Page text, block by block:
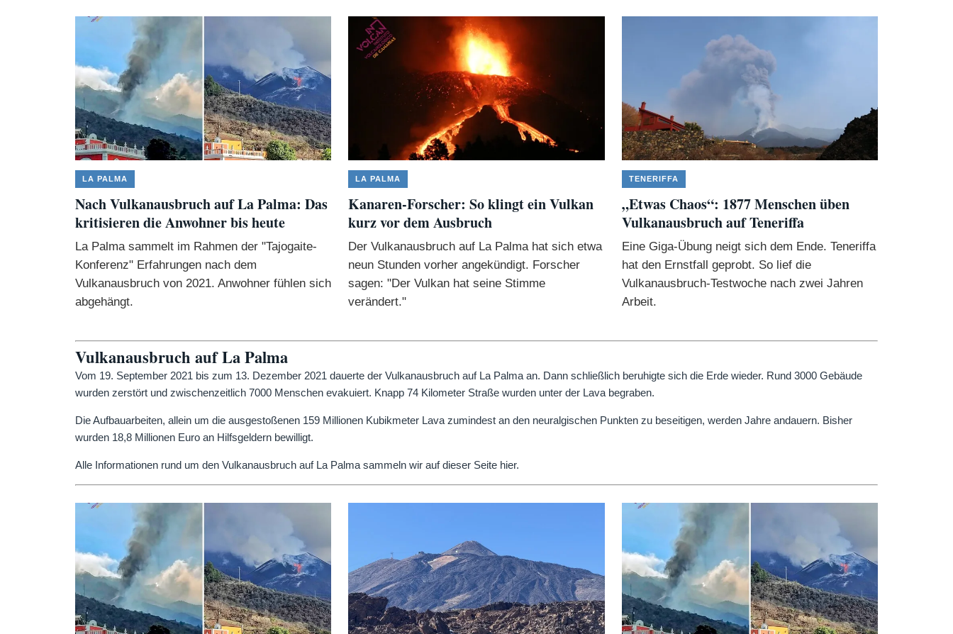
LA PALMA
Nach Vulkanausbruch auf La Palma: Das
kritisieren die Anwohner bis heute
La Palma sammelt im Rahmen der "Tajogaite-
Konferenz" Erfahrungen nach dem
Vulkanausbruch von 2021. Anwohner fühlen sich
abgehängt.
LA PALMA
Kanaren-Forscher: So klingt ein Vulkan
kurz vor dem Ausbruch
Der Vulkanausbruch auf La Palma hat sich etwa
neun Stunden vorher angekündigt. Forscher
sagen: "Der Vulkan hat seine Stimme
verändert."
TENERIFFA
„Etwas Chaos“: 1877 Menschen üben
Vulkanausbruch auf Teneriffa
Eine Giga-Übung neigt sich dem Ende. Teneriffa
hat den Ernstfall geprobt. So lief die
Vulkanausbruch-Testwoche nach zwei Jahren
Arbeit.
Vulkanausbruch auf La Palma
Vom 19. September 2021 bis zum 13. Dezember 2021 dauerte der Vulkanausbruch auf La Palma an. Dann schließlich beruhigte sich die Erde wieder. Rund 3000 Gebäude
wurden zerstört und zwischenzeitlich 7000 Menschen evakuiert. Knapp 74 Kilometer Straße wurden unter der Lava begraben.
Die Aufbauarbeiten, allein um die ausgestoßenen 159 Millionen Kubikmeter Lava zumindest an den neuralgischen Punkten zu beseitigen, werden Jahre andauern. Bisher
wurden 18,8 Millionen Euro an Hilfsgeldern bewilligt.
Alle Informationen rund um den Vulkanausbruch auf La Palma sammeln wir auf dieser Seite hier.